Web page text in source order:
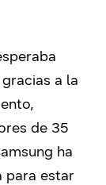
a la
de 35
ha
para estar